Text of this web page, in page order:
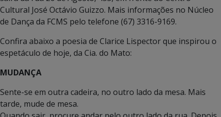
Cultural José Octávio Guizzo. Mais informações no Núcleo
de Dança da FCMS pelo telefone (67) 3316-9169.
Confira abaixo a poesia de Clarice Lispector que inspirou o
espetáculo de hoje, da Cia. do Mato:
MUDANÇA
Sente-se em outra cadeira, no outro lado da mesa. Mais
tarde, mude de mesa.